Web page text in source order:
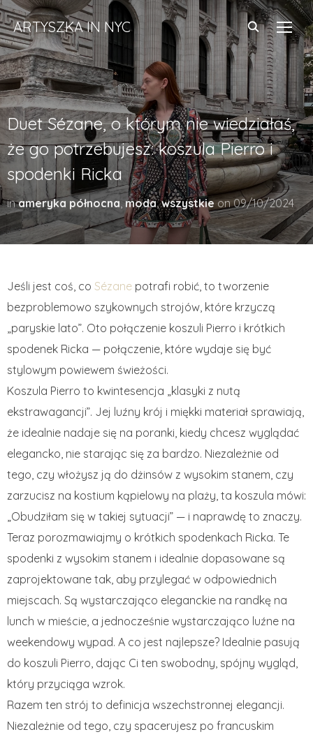
ARTYSZKA IN NYC
Duet Sézane, o którym nie wiedziałaś,
że go potrzebujesz: koszula Pierro i
spodenki Ricka
inameryka północna, moda,wszystkie on09/10/2024
Jeśli jest coś, co Sézane potrafi robić, to tworzenie
bezproblemowo szykownych strojów, które krzyczą
„paryskie lato”. Oto połączenie koszuli Pierro i krótkich
spodenek Ricka — połączenie, które wydaje się być
stylowym powiewem świeżości.
Koszula Pierro to kwintesencja „klasyki z nutą
ekstrawagancji”. Jej luźny krój i miękki materiał sprawiają,
że idealnie nadaje się na poranki, kiedy chcesz wyglądać
elegancko, nie starając się za bardzo. Niezależnie od
tego, czy włożysz ją do dżinsów z wysokim stanem, czy
zarzucisz na kostium kąpielowy na plaży, ta koszula mówi:
„Obudziłam się w takiej sytuacji” — i naprawdę to znaczy.
Teraz porozmawiajmy o krótkich spodenkach Ricka. Te
spodenki z wysokim stanem i idealnie dopasowane są
zaprojektowane tak, aby przylegać w odpowiednich
miejscach. Są wystarczająco eleganckie na randkę na
lunch w mieście, a jednocześnie wystarczająco luźne na
weekendowy wypad. A co jest najlepsze? Idealnie pasują
do koszuli Pierro, dając Ci ten swobodny, spójny wygląd,
który przyciąga wzrok.
Razem ten strój to definicja wszechstronnej elegancji.
Niezależnie od tego, czy spacerujesz po francuskim